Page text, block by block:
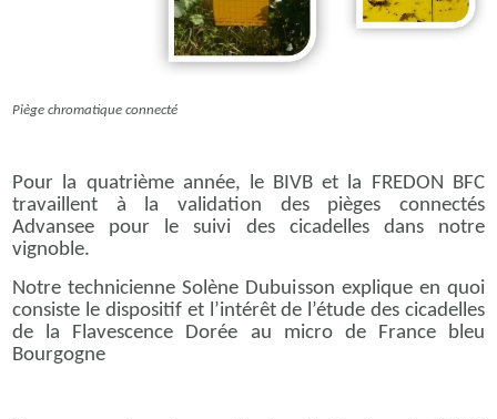
Piège chromatique connecté
Pour la quatrième année, le BIVB et la FREDON BFC
travaillent à la validation des pièges connectés
Advansee pour le suivi des cicadelles dans notre
vignoble.
Notre technicienne Solène Dubuisson explique en quoi
consiste le dispositif et l’intérêt de l’étude des cicadelles
de la Flavescence Dorée au micro de France bleu
Bourgogne